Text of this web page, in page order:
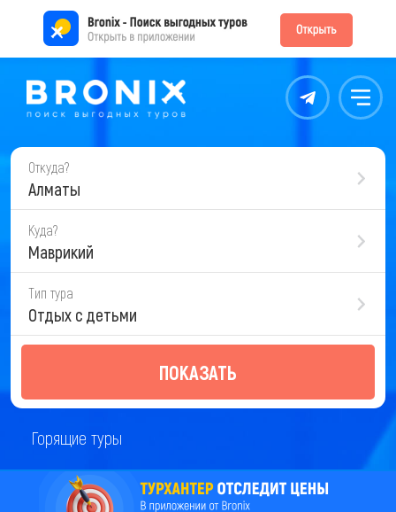
Контакты Меню
Откуда?
Алматы
Куда?
Маврикий
Тип тура
Отдых с детьми
ПОКАЗАТЬ
Горящие туры